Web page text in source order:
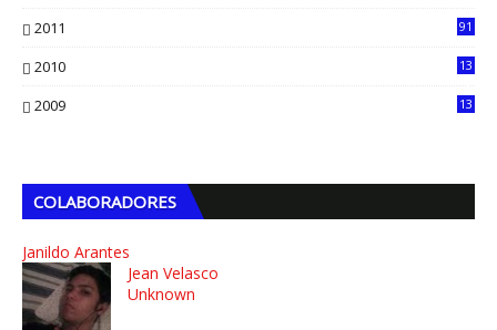
2011 91
2010
13
2009
13
COLABORADORES
Janildo Arantes
Jean Velasco
Unknown